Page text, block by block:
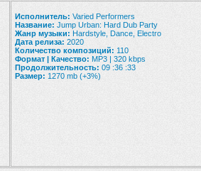
Исполнитель: Varied Performers
Название: Jump Urban: Hard Dub Party
Жанр музыки: Hardstyle, Dance, Electro
Дата релиза: 2020
Количество композиций: 110
Формат | Качество: MP3 | 320 kbps
Продолжительность: 09 :36 :33
Размер: 1270 mb (+3%)